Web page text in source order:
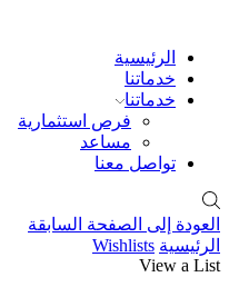
الرئيسية
خدماتنا
خدماتنا
فرص استثمارية
مساعد
تواصل معنا
العودة إلى الصفحة السابقة
الرئيسية Wishlists
View a List